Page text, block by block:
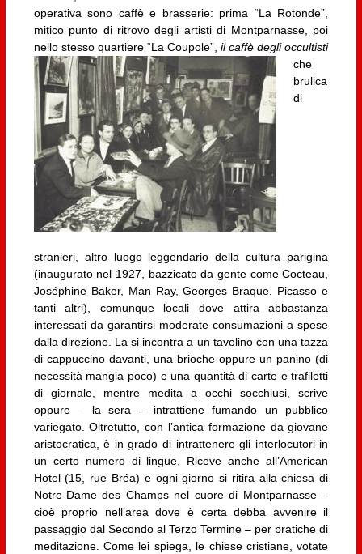
operativa sono caffè e brasserie: prima “La Rotonde”,
mitico punto di ritrovo degli artisti di Montparnasse, poi
nello stesso quartiere “La Coupole”,il caffè degli occultisti
che
brulica
di
stranieri, altro luogo leggendario della cultura parigina
(inaugurato nel 1927, bazzicato da gente come Cocteau,
Joséphine Baker, Man Ray, Georges Braque, Picasso e
tanti altri), comunque locali dove attira abbastanza
interessati da garantirsi moderate consumazioni a spese
dalla direzione. La si incontra a un tavolino con una tazza
di cappuccino davanti, una brioche oppure un panino (di
necessità mangia poco) e una quantità di carte e trafiletti
di giornale, mentre medita a occhi socchiusi, scrive
oppure – la sera – intrattiene fumando un pubblico
variegato. Oltretutto, con l’antica formazione da giovane
aristocratica, è in grado di intrattenere gli interlocutori in
un certo numero di lingue. Riceve anche all’American
Hotel (15, rue Bréa) e ogni giorno si ritira alla chiesa di
Notre-Dame des Champs nel cuore di Montparnasse –
cioè proprio nell’area dove è certa debba avvenire il
passaggio dal Secondo al Terzo Termine – per pratiche di
meditazione. Come lei spiega, le chiese cristiane, votate